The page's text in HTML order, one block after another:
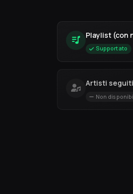
Playlist (con
Supportato
Artisti seguiti
Non